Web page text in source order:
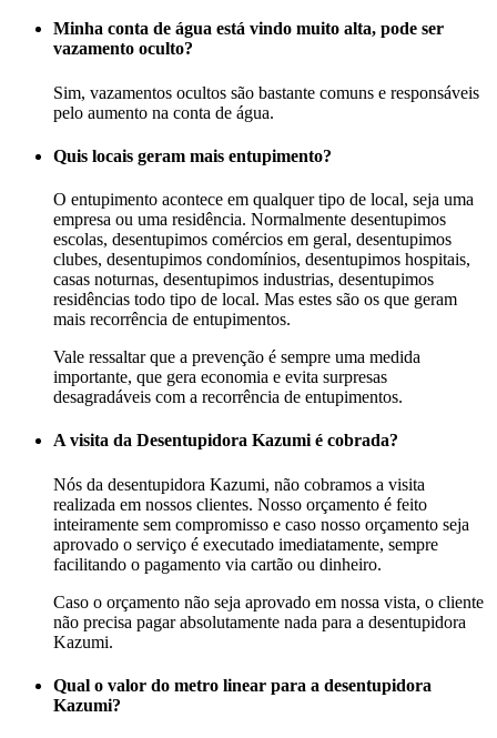
Minha conta de água está vindo muito alta, pode ser
vazamento oculto?
Sim, vazamentos ocultos são bastante comuns e responsáveis
pelo aumento na conta de água.
Quis locais geram mais entupimento?
O entupimento acontece em qualquer tipo de local, seja uma
empresa ou uma residência. Normalmente desentupimos
escolas, desentupimos comércios em geral, desentupimos
clubes, desentupimos condomínios, desentupimos hospitais,
casas noturnas, desentupimos industrias, desentupimos
residências todo tipo de local. Mas estes são os que geram
mais recorrência de entupimentos.
Vale ressaltar que a prevenção é sempre uma medida
importante, que gera economia e evita surpresas
desagradáveis com a recorrência de entupimentos.
A visita da Desentupidora Kazumi é cobrada?
Nós da desentupidora Kazumi, não cobramos a visita
realizada em nossos clientes. Nosso orçamento é feito
inteiramente sem compromisso e caso nosso orçamento seja
aprovado o serviço é executado imediatamente, sempre
facilitando o pagamento via cartão ou dinheiro.
Caso o orçamento não seja aprovado em nossa vista, o cliente
não precisa pagar absolutamente nada para a desentupidora
Kazumi.
Qual o valor do metro linear para a desentupidora
Kazumi?